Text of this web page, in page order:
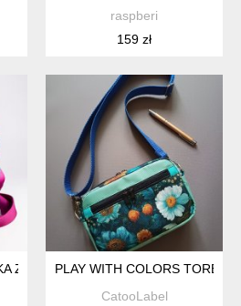
raspberi
159 zł
Z KOMINEM WELUROWA W KWIATY
PLAY WITH COLORS
CatooLabel